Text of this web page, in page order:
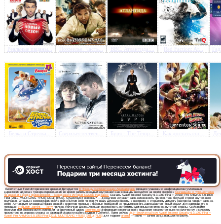
Реальные пацаны... Похмелье. Часть... BBC. Атлантида:... Red Faction: Ar...
Белка и Стрелка... Сверхъестествен... Как достать сос...